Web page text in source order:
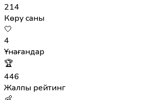
214
Көру саны
🤍
4
Ұнағандар
🏆
446
Жалпы рейтинг